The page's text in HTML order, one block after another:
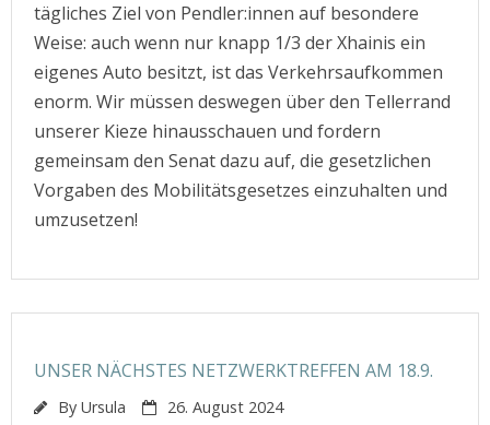
tägliches Ziel von Pendler:innen auf besondere
Weise: auch wenn nur knapp 1/3 der Xhainis ein
eigenes Auto besitzt, ist das Verkehrsaufkommen
enorm. Wir müssen deswegen über den Tellerrand
unserer Kieze hinausschauen und fordern
gemeinsam den Senat dazu auf, die gesetzlichen
Vorgaben des Mobilitätsgesetzes einzuhalten und
umzusetzen!
UNSER NÄCHSTES NETZWERKTREFFEN AM 18.9.
By Ursula
26. August 2024